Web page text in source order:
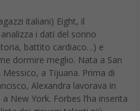
battito cardiaco…) e
dormire meglio. Nata a San
a Tijuana. Prima di
Alexandra lavorava in
New York. Forbes l’ha inserita
dei giovani talenti più
della tecnologia.